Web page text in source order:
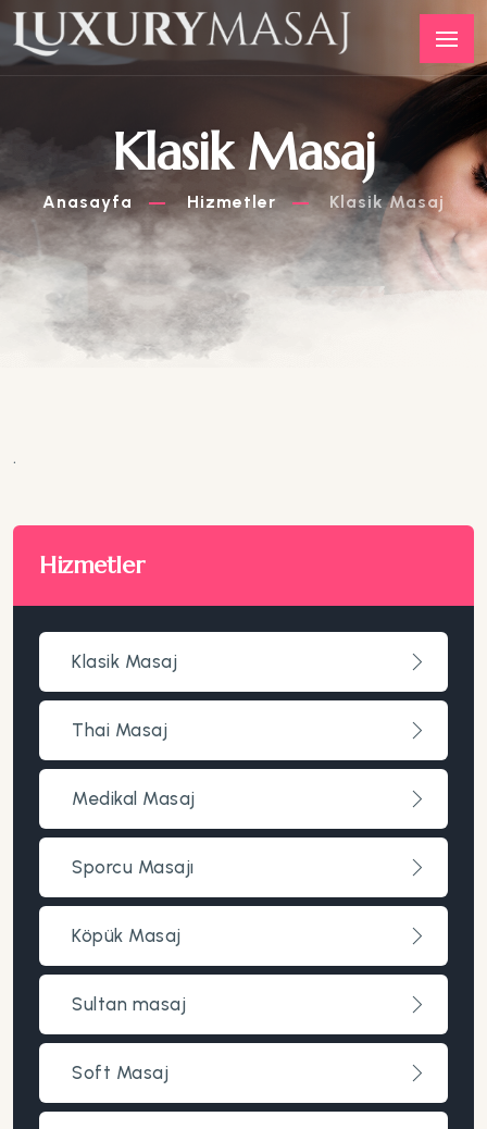
Klasik Masaj
Anasayfa Hizmetler Klasik Masaj
Hizmetler
Klasik Masaj
Thai Masaj
Medikal Masaj
Sporcu Masajı
Köpük Masaj
Sultan masaj
Soft Masaj
.